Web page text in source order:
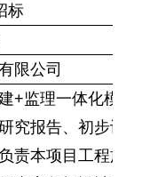
标
限公司
+监理一体化模式
究报告、初步设计
责本项目工程施工